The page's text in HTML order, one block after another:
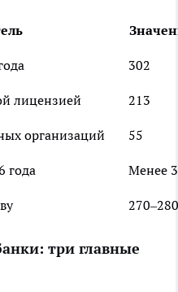
302
лицензией 213
организаций 55
года Менее
три главные